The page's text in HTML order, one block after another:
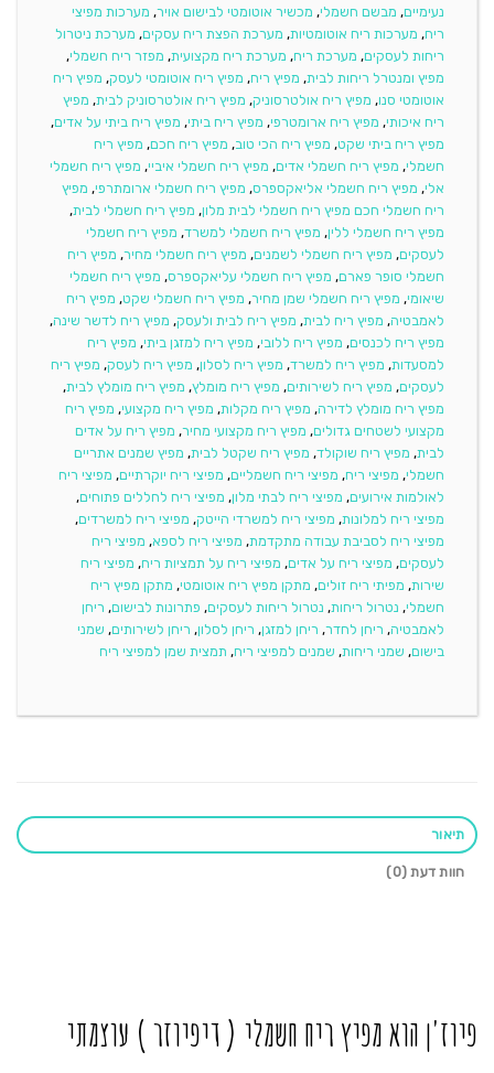
נעימיים, מבשם חשמלי, מכשיר אוטומטי לבישום אויר, מערכות מפיצי
ריח, מערכות ריח אוטומטיות, מערכת הפצת ריח עסקים, מערכת ניטרול
ריחות לעסקים, מערכת ריח, מערכת ריח מקצועית, מפזר ריח חשמלי,
מפיץ ומנטרל ריחות לבית, מפיץ ריח, מפיץ ריח אוטומטי לעסק, מפיץ ריח
אוטומטי סנו, מפיץ ריח אולטרסוניק, מפיץ ריח אולטרסוניק לבית, מפיץ
ריח איכותי, מפיץ ריח ארומטרפי, מפיץ ריח ביתי, מפיץ ריח ביתי על אדים,
מפיץ ריח ביתי שקט, מפיץ ריח הכי טוב, מפיץ ריח חכם, מפיץ ריח
חשמלי, מפיץ ריח חשמלי אדים, מפיץ ריח חשמלי איביי, מפיץ ריח חשמלי
אלי, מפיץ ריח חשמלי אליאקספרס, מפיץ ריח חשמלי ארומתרפי, מפיץ
ריח חשמלי חכם מפיץ ריח חשמלי לבית מלון, מפיץ ריח חשמלי לבית,
מפיץ ריח חשמלי ללין, מפיץ ריח חשמלי למשרד, מפיץ ריח חשמלי
לעסקים, מפיץ ריח חשמלי לשמנים, מפיץ ריח חשמלי מחיר, מפיץ ריח
חשמלי סופר פארם, מפיץ ריח חשמלי עליאקספרס, מפיץ ריח חשמלי
שיאומי, מפיץ ריח חשמלי שמן מחיר, מפיץ ריח חשמלי שקט, מפיץ ריח
לאמבטיה, מפיץ ריח לבית, מפיץ ריח לבית ולעסק, מפיץ ריח לדשר שינה,
מפיץ ריח לכנסים, מפיץ ריח ללובי, מפיץ ריח למזגן ביתי, מפיץ ריח
למסעדות, מפיץ ריח למשרד, מפיץ ריח לסלון, מפיץ ריח לעסק, מפיץ ריח
לעסקים, מפיץ ריח לשירותים, מפיץ ריח מומלץ, מפיץ ריח מומלץ לבית,
מפיץ ריח מומלץ לדירה, מפיץ ריח מקלות, מפיץ ריח מקצועי, מפיץ ריח
מקצועי לשטחים גדולים, מפיץ ריח מקצועי מחיר, מפיץ ריח על אדים
לבית, מפיץ ריח שוקולד, מפיץ ריח שקטל לבית, מפיץ שמנים אתריים
חשמלי, מפיצי ריח, מפיצי ריח חשמליים, מפיצי ריח יוקרתיים, מפיצי ריח
לאולמות אירועים, מפיצי ריח לבתי מלון, מפיצי ריח לחללים פתוחים,
מפיצי ריח למלונות, מפיצי ריח למשרדי הייטק, מפיצי ריח למשרדים,
מפיצי ריח לסביבת עבודה מתקדמת, מפיצי ריח לספא, מפיצי ריח
לעסקים, מפיצי ריח על אדים, מפיצי ריח על תמציות ריח, מפיצי ריח
שירות, מפיתי ריח זולים, מתקן מפיץ ריח אוטומטי, מתקן מפיץ ריח
חשמלי, נטרול ריחות, נטרול ריחות לעסקים, פתרונות לבישום, ריחן
לאמבטיה, ריחן לחדר, ריחן למזגן, ריחן לסלון, ריחן לשירותים, שמני
בישום, שמני ריחות, שמנים למפיצי ריח, תמצית שמן למפיצי ריח
תיאור
חוות דעת (0)
פיוז'ן הוא מפיץ ריח חשמלי ( דיפיוזר ) עוצמתי